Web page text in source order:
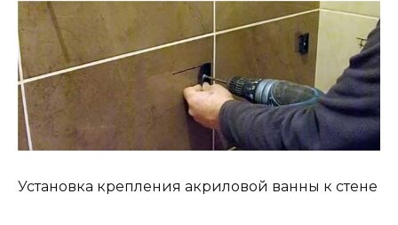
Установка крепления акриловой ванны к стене